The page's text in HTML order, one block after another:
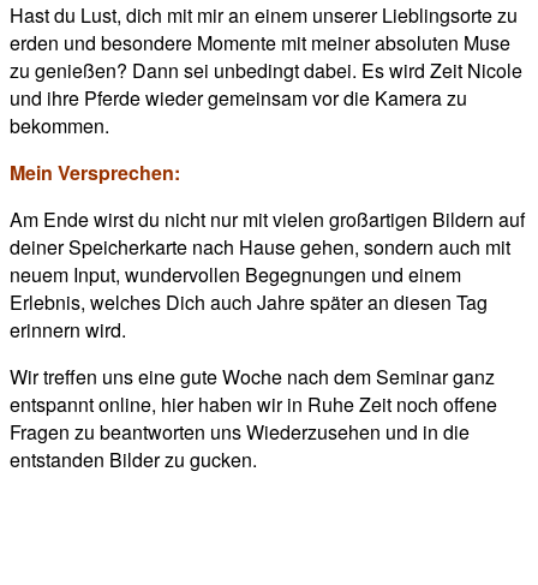
Hast du Lust, dich mit mir an einem unserer Lieblingsorte zu
erden und besondere Momente mit meiner absoluten Muse
zu genießen? Dann sei unbedingt dabei. Es wird Zeit Nicole
und ihre Pferde wieder gemeinsam vor die Kamera zu
bekommen.
Mein Versprechen:
Am Ende wirst du nicht nur mit vielen großartigen Bildern auf
deiner Speicherkarte nach Hause gehen, sondern auch mit
neuem Input, wundervollen Begegnungen und einem
Erlebnis, welches Dich auch Jahre später an diesen Tag
erinnern wird.
Wir treffen uns eine gute Woche nach dem Seminar ganz
entspannt online, hier haben wir in Ruhe Zeit noch offene
Fragen zu beantworten uns Wiederzusehen und in die
entstanden Bilder zu gucken.